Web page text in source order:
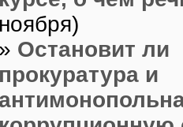
ноября)
» Остановит ли
прокуратура и